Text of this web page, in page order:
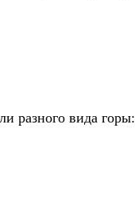
разного вида горы: